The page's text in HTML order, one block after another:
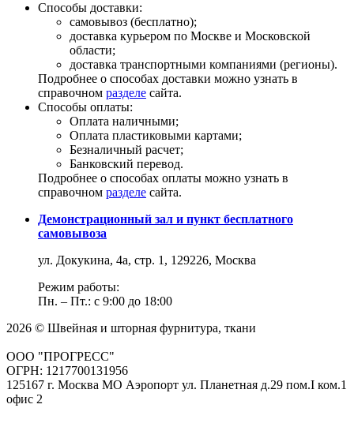
Способы доставки:
самовывоз (бесплатно);
доставка курьером по Москве и Московской
области;
доставка транспортными компаниями (регионы).
Подробнее о способах доставки можно узнать в
справочном разделе сайта.
Способы оплаты:
Оплата наличными;
Оплата пластиковыми картами;
Безналичный расчет;
Банковский перевод.
Подробнее о способах оплаты можно узнать в
справочном разделе сайта.
Демонстрационный зал и пункт бесплатного
самовывоза
ул. Докукина, 4а, стр. 1, 129226, Москва
Режим работы:
Пн. – Пт.: с 9:00 до 18:00
2026 © Швейная и шторная фурнитура, ткани
ООО "ПРОГРЕСС"
ОГРН: 1217700131956
125167 г. Москва МО Аэропорт ул. Планетная д.29 пом.I ком.1
офис 2